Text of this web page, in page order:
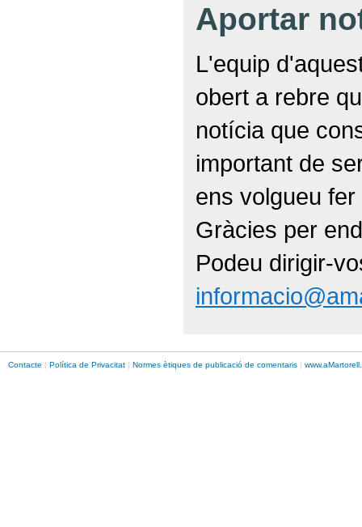
Aportar
L'equip
obert a rebre
notícia que
important de
ens volgueu fer
Gràcies per
Podeu dirigir-
Contacte | Política de Privacitat | Normes ètiques de publicació de comentaris | www.aMartorell